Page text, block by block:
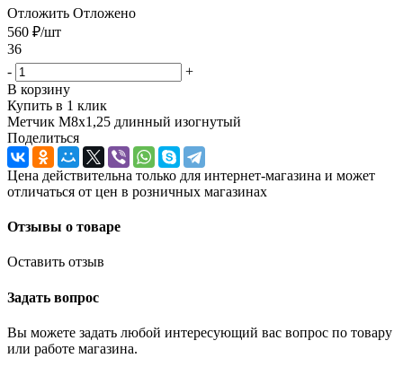
Отложить Отложено
560 ₽/шт
36
-
+
В корзину
Купить в 1 клик
Метчик М8х1,25 длинный изогнутый
Поделиться
Цена действительна только для интернет-магазина и может
отличаться от цен в розничных магазинах
Отзывы о товаре
Оставить отзыв
Задать вопрос
Вы можете задать любой интересующий вас вопрос по товару
или работе магазина.